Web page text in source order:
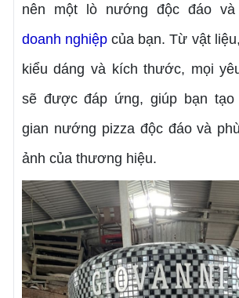
nên một lò nướng độc đáo
doanh nghiệpcủa bạn. Từ vật
kiểu dáng và kích thước, mọi
sẽ được đáp ứng, giúp bạn tạo
gian nướng pizza độc đáo và
ảnh của thương hiệu.